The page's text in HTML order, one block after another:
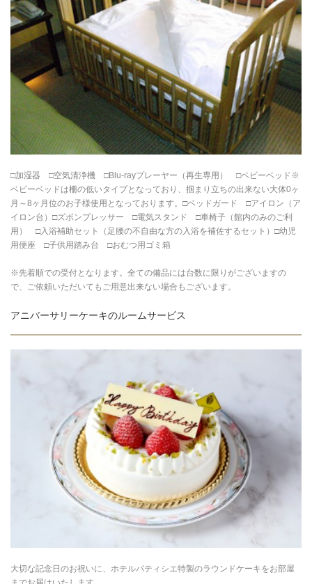
□加湿器 □空気清浄機 □Blu-rayプレーヤー（再生専用） □ベビーベッド※
ベビーベッドは柵の低いタイプとなっており、掴まり立ちの出来ない大体0ヶ
月～8ヶ月位のお子様使用となっております。□ベッドガード □アイロン（ア
イロン台）□ズボンプレッサー □電気スタンド □車椅子（館内のみのご利
用） □入浴補助セット（足腰の不自由な方の入浴を補佐するセット）□幼児
用便座 □子供用踏み台 □おむつ用ゴミ箱
※先着順での受付となります。全ての備品には台数に限りがございますの
で、ご依頼いただいてもご用意出来ない場合もございます。
アニバーサリーケーキのルームサービス
大切な記念日のお祝いに、ホテルパティシエ特製のラウンドケーキをお部屋